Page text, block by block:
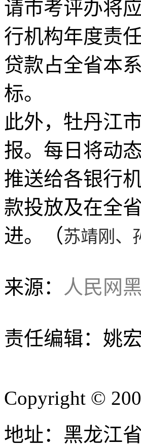
请市考评办将
行机构年度责
贷款占全省本
标。
此外，牡丹江
报。每日将动
推送给各银行
款投放及在全
进。（苏靖刚、
来源： 人民网
责任编辑：姚
Copyright ©
地址：黑龙江